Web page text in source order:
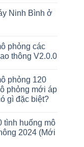
Ninh Bình ở
phỏng các
thông V2.0.0
phỏng 120
phỏng mới áp
gì đặc biệt?
tình huống mô
2024 (Mới